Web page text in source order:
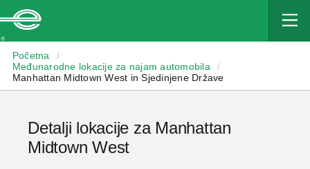
Početna
/
Međunarodne lokacije za najam automobila
/
Manhattan Midtown West in Sjedinjene Države
Detalji lokacije za Manhattan
Midtown West